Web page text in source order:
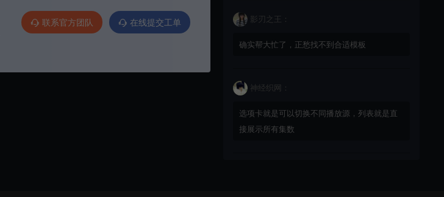
联系官方团队 在线提交工单 影刃之王：
确实帮大忙了，正愁找不到合适模板
神经织网：
选项卡就是可以切换不同播放源，列表就是直
接展示所有集数